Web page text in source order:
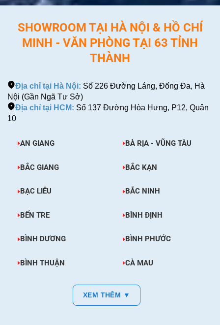
SHOWROOM TẠI HÀ NỘI & HỒ CHÍ
MINH - VĂN PHÒNG TẠI 63 TỈNH
THÀNH
Địa chỉ tại Hà Nội: Số 226 Đường Láng, Đống Đa, Hà
Nội (Gần Ngã Tư Sở)
Địa chỉ tại HCM: Số 137 Đường Hòa Hưng, P12, Quận
10
AN GIANG BÀ RỊA - VŨNG TÀU
BẮC GIANG BẮC KẠN
BẠC LIÊU BẮC NINH
BẾN TRE BÌNH ĐỊNH
BÌNH DƯƠNG BÌNH PHƯỚC
BÌNH THUẬN CÀ MAU
XEM THÊM ▼